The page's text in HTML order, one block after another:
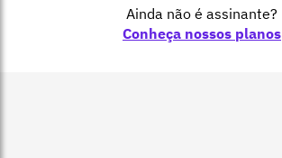
Ainda não é assinante?
Conheça nossos planos